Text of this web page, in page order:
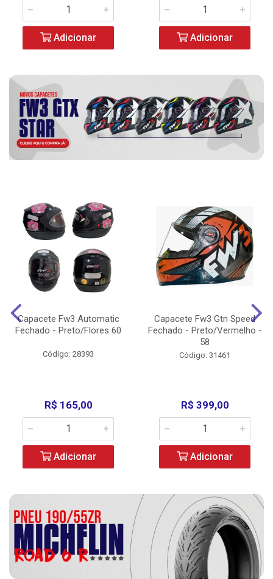
Adicionar Adicionar
Capacete Fw3 Automatic
Fechado - Preto/Flores 60
Código: 28393
R$ 165,00
Adicionar
Capacete Fw3 Gtn Speed
Fechado - Preto/Vermelho -
58
Código: 31461
R$ 399,00
Adicionar